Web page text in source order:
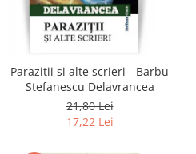
Parazitii si alte scrieri - Barbu
Stefanescu Delavrancea
21,80 Lei
17,22 Lei